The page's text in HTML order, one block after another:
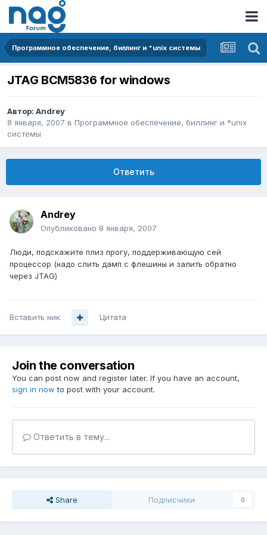
Программное обеспечение, биллинг и *unix системы
JTAG BCM5836 for windows
Автор: Andrey
8 января, 2007 в Программное обеспечение, биллинг и *unix
системы
Ответить
Andrey
Опубликовано 8 января, 2007
Люди, подскажите плиз прогу, поддерживающую сей
процессор (надо слить дамп с флешины и залить обратно
через JTAG)
Вставить ник Цитата
Join the conversation
You can post now and register later. If you have an account,
sign in now to post with your account.
Ответить в тему...
Share Подписчики 0